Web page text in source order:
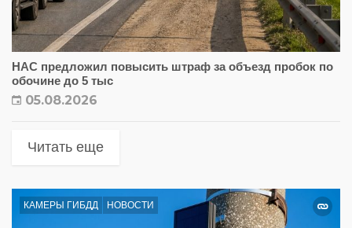
НАС предложил повысить штраф за объезд пробок по
обочине до 5 тыс
05.08.2026
Читать еще
КАМЕРЫ ГИБДД НОВОСТИ